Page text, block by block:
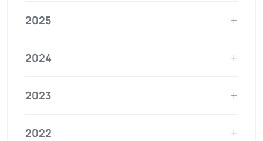
2025
2024
2023
2022